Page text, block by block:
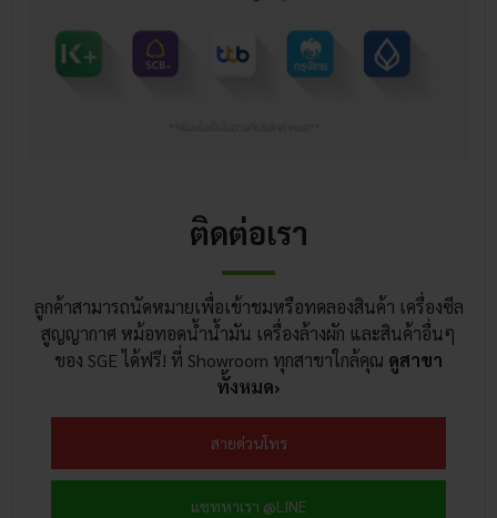
ติดต่อเรา
ลูกค้าสามารถนัดหมายเพื่อเข้าชมหรือทดลองสินค้า เครื่องซีล
สูญญากาศ หม้อทอดน้ำน้ำมัน เครื่องล้างผัก และสินค้าอื่นๆ
ของ SGE ได้ฟรี! ที่ Showroom ทุกสาขาใกล้คุณ ดูสาขา
ทั้งหมด›
สายด่วนโทร
แชทหาเรา @LINE